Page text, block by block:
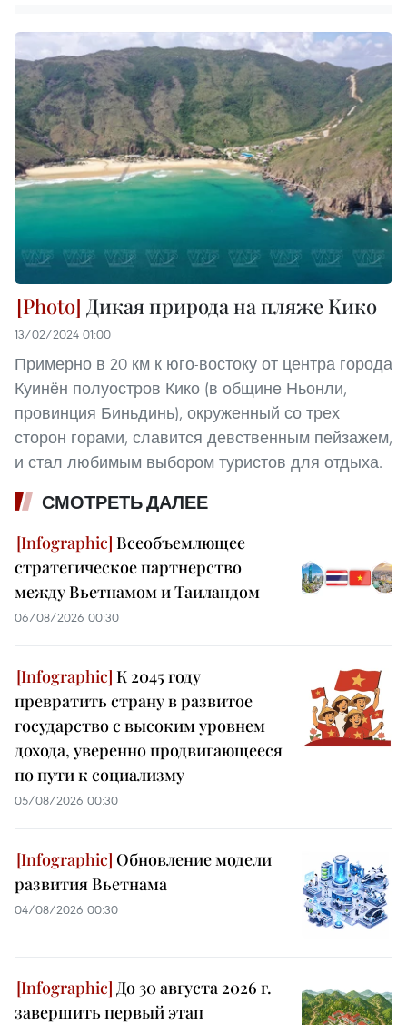
Дикая природа на пляже Кико
13/02/2024 01:00
Примерно в 20 км к юго-востоку от центра города
Куинён полуостров Кико (в общине Ньонли,
провинция Биньдинь), окруженный со трех
сторон горами, славится девственным пейзажем,
и стал любимым выбором туристов для отдыха.
СМОТРЕТЬ ДАЛЕЕ
Всеобъемлющее
стратегическое партнерство
между Вьетнамом и Таиландом
06/08/2026 00:30
К 2045 году
превратить страну в развитое
государство с высоким уровнем
дохода, уверенно продвигающееся
по пути к социализму
05/08/2026 00:30
Обновление модели
развития Вьетнама
04/08/2026 00:30
До 30 августа 2026 г.
завершить первый этап